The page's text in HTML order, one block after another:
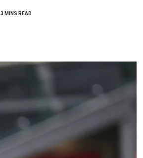
3 MINS READ